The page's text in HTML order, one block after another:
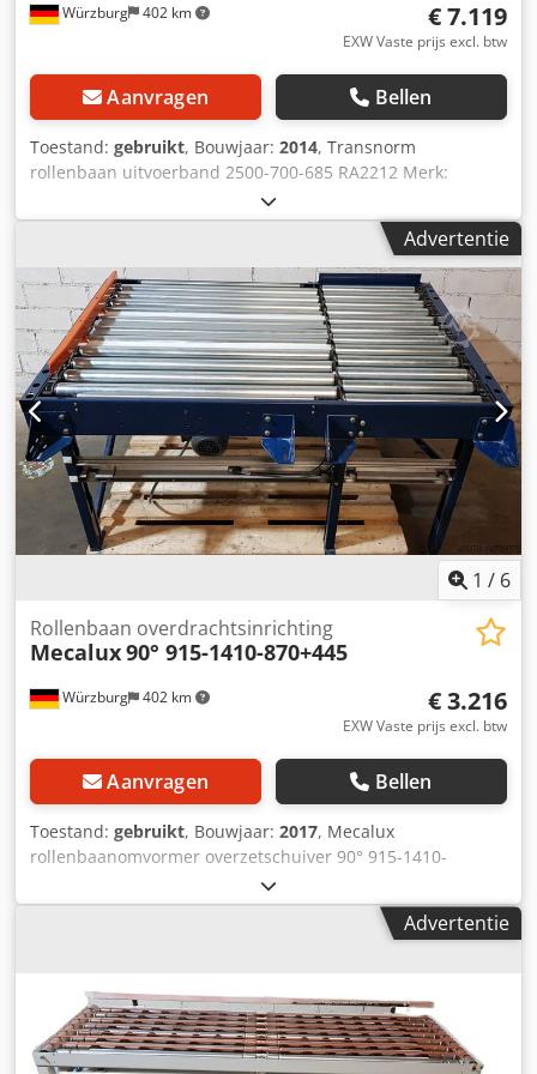
Würzburg 402 km € 7.119
EXW Vaste prijs excl. btw
Aanvragen Bellen
Toestand: gebruikt, Bouwjaar: 2014, Transnorm
rollenbaan uitvoerband 2500-700-685 RA2212 Merk:
Transnorm Rolbreedte (RB): 685, stalen rollen Nominale
breedte/buitenbreedte (NB): 700 mm Lengte: 1800 mm,
2500 mm of 3180 mm (dubbel) Framehoogte: 250 mm
Diameter rollen: 50 mm Loshoek: 45° Linkse looprichting 3
rijen uitwerprollen pneumatisch bestuurbaar Dedsrg
Nzujpfx Ahgekr Motor MOVI-Mot 3x300-500V 1,5kW
Transportsnelheid: vrij instelbaar met frequentieregelaar
Leveringsomvang: zonder steunen (op aanvraag) Prijzen
netto plus btw af magazijn Dr. Sonntag GmbH & Co KG,
97076 Würzburg Neem gewoon contact met ons op voor
persoonlijk, deskundig advies. Neem gewoon telefonisch of
per e-mail contact met ons op. We helpen je graag bij het
plannen en realiseren van je projecten. We kijken ernaar
uit van u te horen. Met vriendelijke groet Uw team bij Dr.
Sonntag GmbH & Co. KG Uw specialist en contactpersoon
Advertentie
1 / 6
Würzburg 402 km
Rollenbaan overdrachtsinrichting
Mecalux90° 915-1410-870+445
€ 3.216
EXW Vaste prijs excl. btw
Aanvragen Bellen
Toestand: gebruikt, Bouwjaar: 2017, Mecalux
rollenbaanomvormer overzetschuiver 90° 915-1410-
870+445 RA1915 Fabrikant: Mecalux Looprichting: beide
richtingen Rolbreedte (RB): 870 tot 450 mm
Nominale/buitenbreedte rollenbaan (NB): 960 en 540 mm
Schuifmotor: Lenze motor 3x 400V, 0,25 kW
Walsaandrijving: 2x ITOH-Deki 16936/010 Totale hoogte
frame: 130 mm Momenteel ingestelde hoogte: 725 mm
Advertentie